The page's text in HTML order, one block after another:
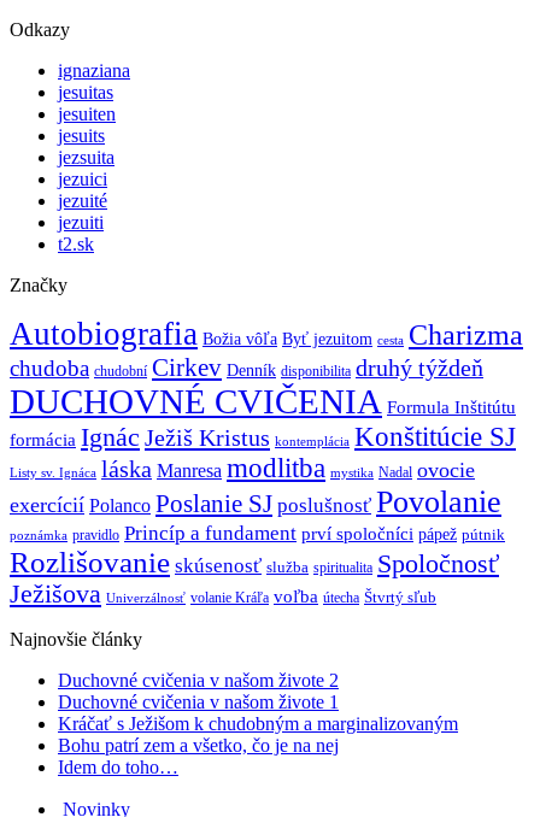
Odkazy
ignaziana
jesuitas
jesuiten
jesuits
jezsuita
jezuici
jezuité
jezuiti
t2.sk
Značky
Autobiografia Božia vôľa Byť jezuitom cesta Charizma
chudoba chudobní Cirkev Denník disponibilita druhý týždeň
DUCHOVNÉ CVIČENIA Formula Inštitútu
formácia Ignác Ježiš Kristus kontemplácia Konštitúcie SJ
Listy sv. Ignáca láska Manresa modlitba mystika Nadal ovocie
exercícií Polanco Poslanie SJ poslušnosť Povolanie
poznámka pravidlo Princíp a fundament prví spoločníci pápež pútnik
Rozlišovanie skúsenosť služba spiritualita Spoločnosť
Ježišova Univerzálnosť volanie Kráľa voľba útecha Štvrtý sľub
Najnovšie články
Duchovné cvičenia v našom živote 2
Duchovné cvičenia v našom živote 1
Kráčať s Ježišom k chudobným a marginalizovaným
Bohu patrí zem a všetko, čo je na nej
Idem do toho…
Novinky